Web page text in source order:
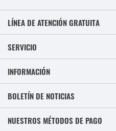
LÍNEA DE ATENCIÓN GRATUITA
SERVICIO
INFORMACIÓN
BOLETÍN DE NOTICIAS
NUESTROS MÉTODOS DE PAGO